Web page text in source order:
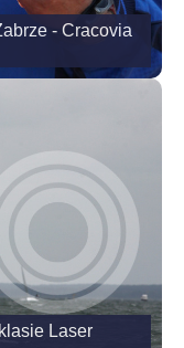
- Cracovia
Laser